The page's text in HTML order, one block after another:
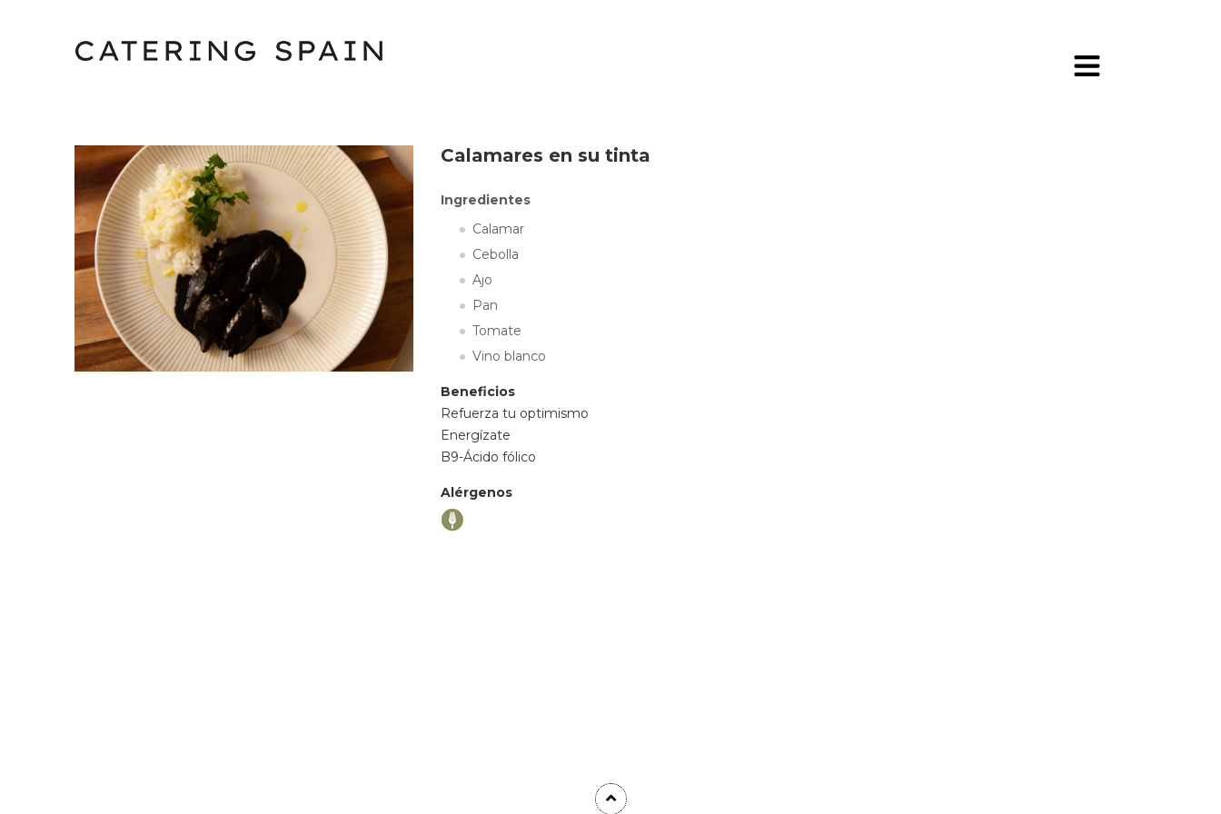
Calamares en su tinta
Ingredientes
Calamar
Cebolla
Ajo
Pan
Tomate
Vino blanco
Beneficios
Refuerza tu optimismo
Energízate
B9-Ácido fólico
Alérgenos